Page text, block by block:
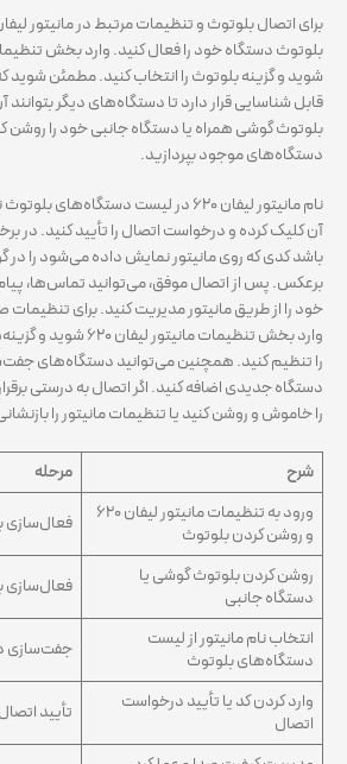
شوید و گزینه بلوتوث را انتخاب کنید. مطمئن شوید
قابل شناسایی قرار دارد تا دستگاه‌های دیگر
بلوتوث گوشی همراه یا دستگاه جانبی خود را
دستگاه‌های موجود بپردازید.
نام مانیتور لیفان ۶۲۰ در لیست
آن کلیک کرده و درخواست اتصال را تأیید کنید. در
باشد کدی که روی مانیتور نمایش داده می‌شود را در
برعکس. پس از اتصال موفق، می‌توانید تماس‌ها،
خود را از طریق مانیتور مدیریت کنید. برای
وارد بخش تنظیمات
را تنظیم کنید. همچنین می‌توانید دستگاه‌های
دستگاه جدیدی اضافه کنید. اگر اتصال به درستی
را خاموش و روشن کنید یا تنظیمات مانیتور را
شرح
مرحله
ورود به تنظیمات مانیتور لیفان ۶۲۰
و روشن کردن بلوتوث
فعال‌سازی
روشن کردن بلوتوث گوشی یا
دستگاه جانبی
فعال‌سازی
انتخاب نام مانیتور از لیست
دستگاه‌های بلوتوث
جفت‌سازی
وارد کردن کد یا تأیید درخواست
اتصال
تأیید اتصال